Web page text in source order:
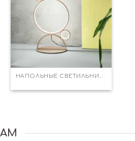
НАПОЛЬНЫЕ СВЕТИЛЬНИКИ